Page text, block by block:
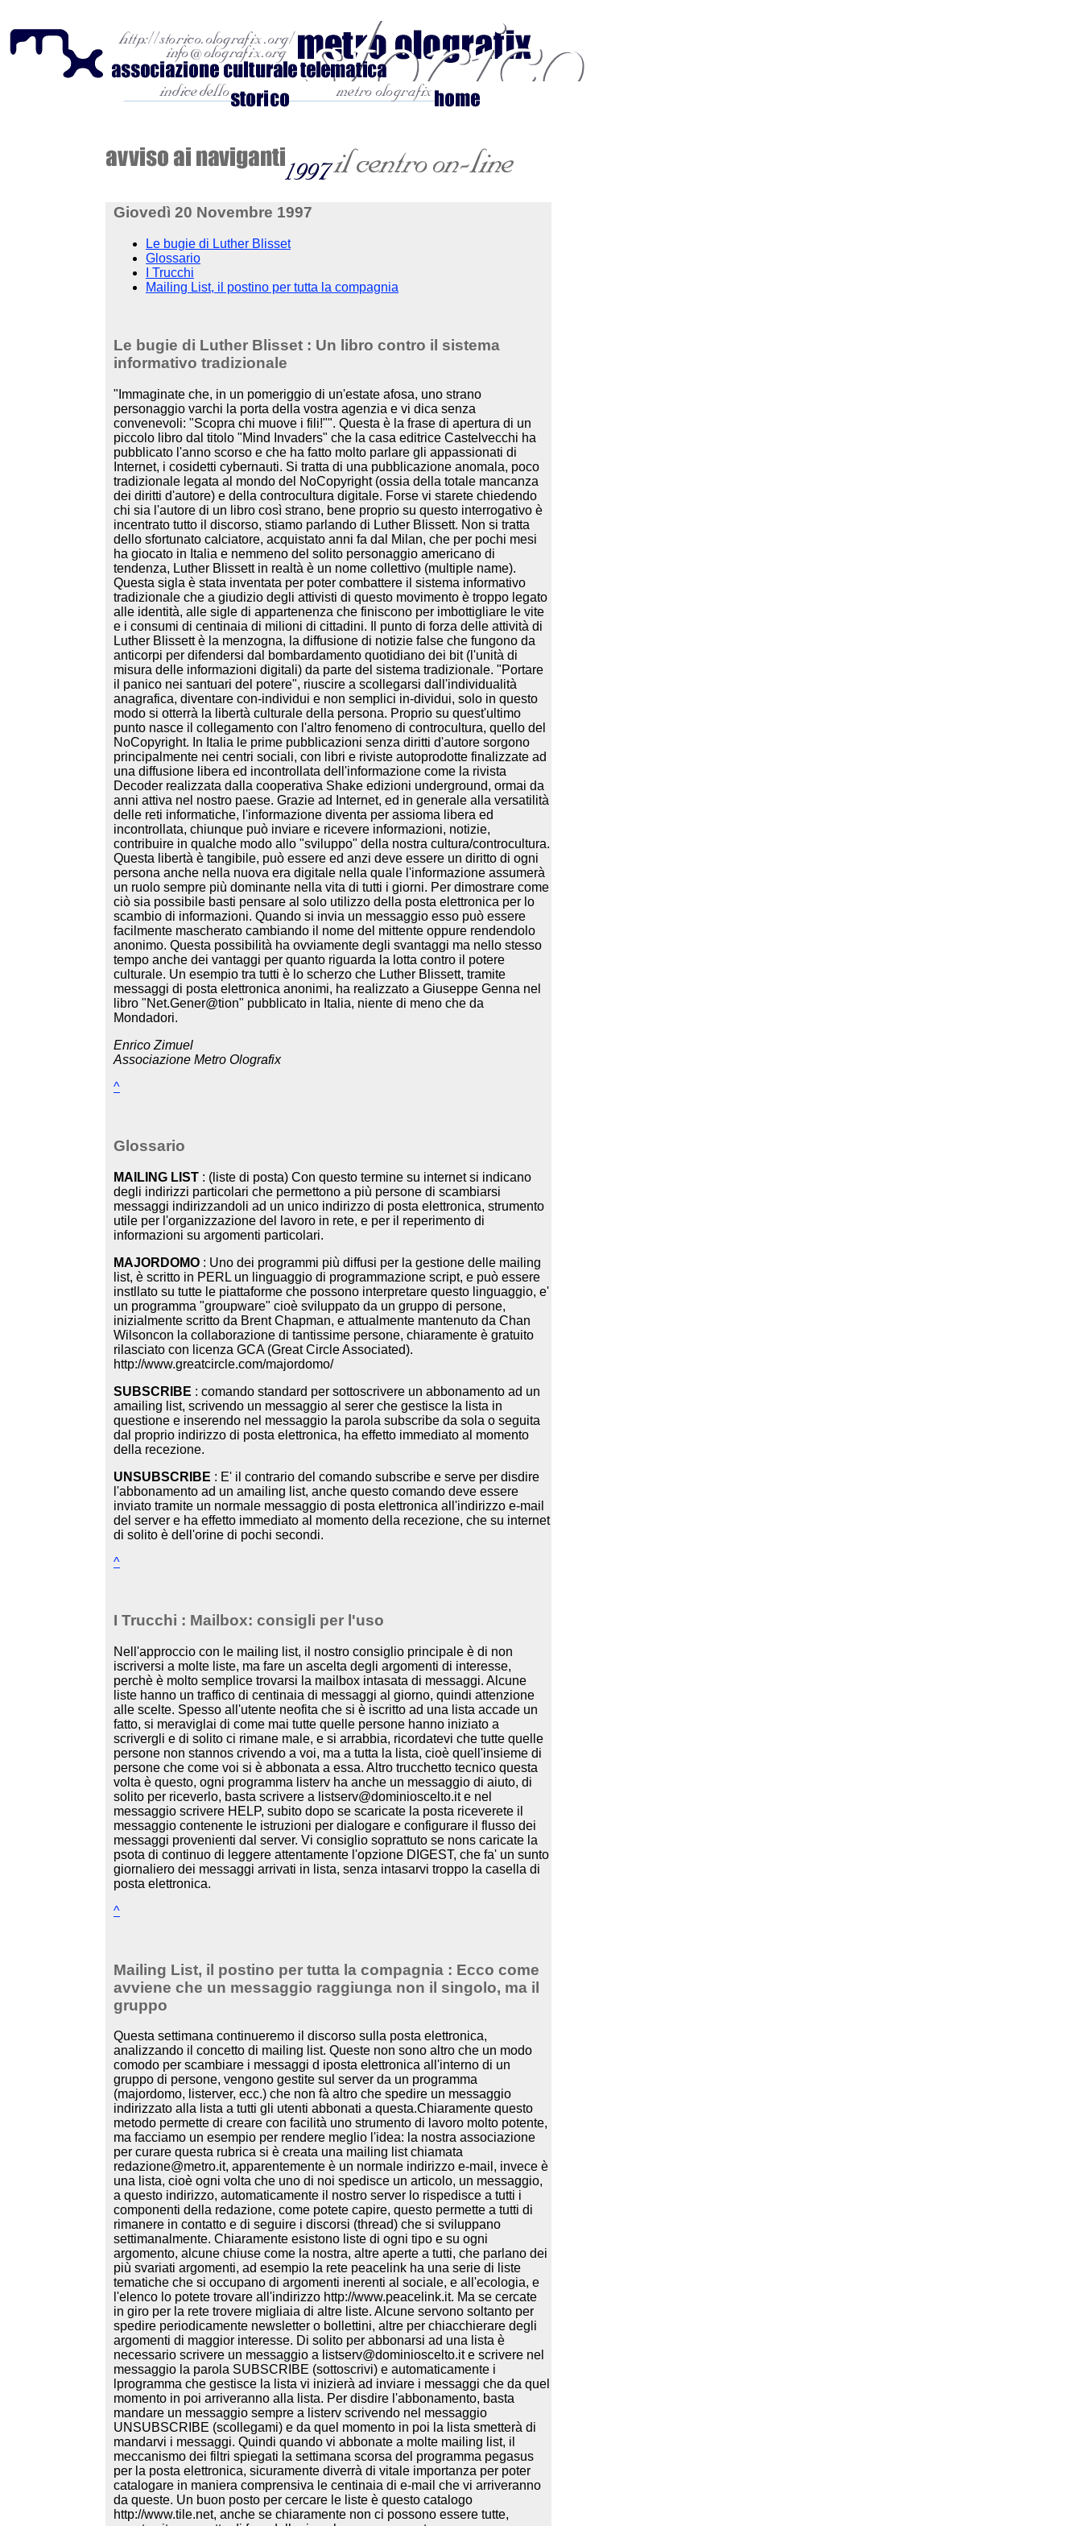
Giovedì 20 Novembre 1997
Le bugie di Luther Blisset
Glossario
I Trucchi
Mailing List, il postino per tutta la compagnia
Le bugie di Luther Blisset : Un libro contro il sistema
informativo tradizionale
"Immaginate che, in un pomeriggio di un'estate afosa, uno strano
personaggio varchi la porta della vostra agenzia e vi dica senza
convenevoli: "Scopra chi muove i fili!"". Questa è la frase di apertura di un
piccolo libro dal titolo "Mind Invaders" che la casa editrice Castelvecchi ha
pubblicato l'anno scorso e che ha fatto molto parlare gli appassionati di
Internet, i cosidetti cybernauti. Si tratta di una pubblicazione anomala, poco
tradizionale legata al mondo del NoCopyright (ossia della totale mancanza
dei diritti d'autore) e della controcultura digitale. Forse vi starete chiedendo
chi sia l'autore di un libro così strano, bene proprio su questo interrogativo è
incentrato tutto il discorso, stiamo parlando di Luther Blissett. Non si tratta
dello sfortunato calciatore, acquistato anni fa dal Milan, che per pochi mesi
ha giocato in Italia e nemmeno del solito personaggio americano di
tendenza, Luther Blissett in realtà è un nome collettivo (multiple name).
Questa sigla è stata inventata per poter combattere il sistema informativo
tradizionale che a giudizio degli attivisti di questo movimento è troppo legato
alle identità, alle sigle di appartenenza che finiscono per imbottigliare le vite
e i consumi di centinaia di milioni di cittadini. Il punto di forza delle attività di
Luther Blissett è la menzogna, la diffusione di notizie false che fungono da
anticorpi per difendersi dal bombardamento quotidiano dei bit (l'unità di
misura delle informazioni digitali) da parte del sistema tradizionale. "Portare
il panico nei santuari del potere", riuscire a scollegarsi dall'individualità
anagrafica, diventare con-individui e non semplici in-dividui, solo in questo
modo si otterrà la libertà culturale della persona. Proprio su quest'ultimo
punto nasce il collegamento con l'altro fenomeno di controcultura, quello del
NoCopyright. In Italia le prime pubblicazioni senza diritti d'autore sorgono
principalmente nei centri sociali, con libri e riviste autoprodotte finalizzate ad
una diffusione libera ed incontrollata dell'informazione come la rivista
Decoder realizzata dalla cooperativa Shake edizioni underground, ormai da
anni attiva nel nostro paese. Grazie ad Internet, ed in generale alla versatilità
delle reti informatiche, l'informazione diventa per assioma libera ed
incontrollata, chiunque può inviare e ricevere informazioni, notizie,
contribuire in qualche modo allo "sviluppo" della nostra cultura/controcultura.
Questa libertà è tangibile, può essere ed anzi deve essere un diritto di ogni
persona anche nella nuova era digitale nella quale l'informazione assumerà
un ruolo sempre più dominante nella vita di tutti i giorni. Per dimostrare come
ciò sia possibile basti pensare al solo utilizzo della posta elettronica per lo
scambio di informazioni. Quando si invia un messaggio esso può essere
facilmente mascherato cambiando il nome del mittente oppure rendendolo
anonimo. Questa possibilità ha ovviamente degli svantaggi ma nello stesso
tempo anche dei vantaggi per quanto riguarda la lotta contro il potere
culturale. Un esempio tra tutti è lo scherzo che Luther Blissett, tramite
messaggi di posta elettronica anonimi, ha realizzato a Giuseppe Genna nel
libro "Net.Gener@tion" pubblicato in Italia, niente di meno che da
Mondadori.
Enrico Zimuel
Associazione Metro Olografix
^
Glossario
MAILING LIST : (liste di posta) Con questo termine su internet si indicano
degli indirizzi particolari che permettono a più persone di scambiarsi
messaggi indirizzandoli ad un unico indirizzo di posta elettronica, strumento
utile per l'organizzazione del lavoro in rete, e per il reperimento di
informazioni su argomenti particolari.
MAJORDOMO : Uno dei programmi più diffusi per la gestione delle mailing
list, è scritto in PERL un linguaggio di programmazione script, e può essere
instllato su tutte le piattaforme che possono interpretare questo linguaggio, e'
un programma "groupware" cioè sviluppato da un gruppo di persone,
inizialmente scritto da Brent Chapman, e attualmente mantenuto da Chan
Wilsoncon la collaborazione di tantissime persone, chiaramente è gratuito
rilasciato con licenza GCA (Great Circle Associated).
http://www.greatcircle.com/majordomo/
SUBSCRIBE : comando standard per sottoscrivere un abbonamento ad un
amailing list, scrivendo un messaggio al serer che gestisce la lista in
questione e inserendo nel messaggio la parola subscribe da sola o seguita
dal proprio indirizzo di posta elettronica, ha effetto immediato al momento
della recezione.
UNSUBSCRIBE : E' il contrario del comando subscribe e serve per disdire
l'abbonamento ad un amailing list, anche questo comando deve essere
inviato tramite un normale messaggio di posta elettronica all'indirizzo e-mail
del server e ha effetto immediato al momento della recezione, che su internet
di solito è dell'orine di pochi secondi.
^
I Trucchi : Mailbox: consigli per l'uso
Nell'approccio con le mailing list, il nostro consiglio principale è di non
iscriversi a molte liste, ma fare un ascelta degli argomenti di interesse,
perchè è molto semplice trovarsi la mailbox intasata di messaggi. Alcune
liste hanno un traffico di centinaia di messaggi al giorno, quindi attenzione
alle scelte. Spesso all'utente neofita che si è iscritto ad una lista accade un
fatto, si meraviglai di come mai tutte quelle persone hanno iniziato a
scrivergli e di solito ci rimane male, e si arrabbia, ricordatevi che tutte quelle
persone non stannos crivendo a voi, ma a tutta la lista, cioè quell'insieme di
persone che come voi si è abbonata a essa. Altro trucchetto tecnico questa
volta è questo, ogni programma listerv ha anche un messaggio di aiuto, di
solito per riceverlo, basta scrivere a listserv@dominioscelto.it e nel
messaggio scrivere HELP, subito dopo se scaricate la posta riceverete il
messaggio contenente le istruzioni per dialogare e configurare il flusso dei
messaggi provenienti dal server. Vi consiglio soprattuto se nons caricate la
psota di continuo di leggere attentamente l'opzione DIGEST, che fa' un sunto
giornaliero dei messaggi arrivati in lista, senza intasarvi troppo la casella di
posta elettronica.
^
Mailing List, il postino per tutta la compagnia : Ecco come
avviene che un messaggio raggiunga non il singolo, ma il
gruppo
Questa settimana continueremo il discorso sulla posta elettronica,
analizzando il concetto di mailing list. Queste non sono altro che un modo
comodo per scambiare i messaggi d iposta elettronica all'interno di un
gruppo di persone, vengono gestite sul server da un programma
(majordomo, listerver, ecc.) che non fà altro che spedire un messaggio
indirizzato alla lista a tutti gli utenti abbonati a questa.Chiaramente questo
metodo permette di creare con facilità uno strumento di lavoro molto potente,
ma facciamo un esempio per rendere meglio l'idea: la nostra associazione
per curare questa rubrica si è creata una mailing list chiamata
redazione@metro.it, apparentemente è un normale indirizzo e-mail, invece è
una lista, cioè ogni volta che uno di noi spedisce un articolo, un messaggio,
a questo indirizzo, automaticamente il nostro server lo rispedisce a tutti i
componenti della redazione, come potete capire, questo permette a tutti di
rimanere in contatto e di seguire i discorsi (thread) che si sviluppano
settimanalmente. Chiaramente esistono liste di ogni tipo e su ogni
argomento, alcune chiuse come la nostra, altre aperte a tutti, che parlano dei
più svariati argomenti, ad esempio la rete peacelink ha una serie di liste
tematiche che si occupano di argomenti inerenti al sociale, e all'ecologia, e
l'elenco lo potete trovare all'indirizzo http://www.peacelink.it. Ma se cercate
in giro per la rete trovere migliaia di altre liste. Alcune servono soltanto per
spedire periodicamente newsletter o bollettini, altre per chiacchierare degli
argomenti di maggior interesse. Di solito per abbonarsi ad una lista è
necessario scrivere un messaggio a listserv@dominioscelto.it e scrivere nel
messaggio la parola SUBSCRIBE (sottoscrivi) e automaticamente i
lprogramma che gestisce la lista vi inizierà ad inviare i messaggi che da quel
momento in poi arriveranno alla lista. Per disdire l'abbonamento, basta
mandare un messaggio sempre a listerv scrivendo nel messaggio
UNSUBSCRIBE (scollegami) e da quel momento in poi la lista smetterà di
mandarvi i messaggi. Quindi quando vi abbonate a molte mailing list, il
meccanismo dei filtri spiegati la settimana scorsa del programma pegasus
per la posta elettronica, sicuramente diverrà di vitale importanza per poter
catalogare in maniera comprensiva le centinaia di e-mail che vi arriveranno
da queste. Un buon posto per cercare le liste è questo catalogo
http://www.tile.net, anche se chiaramente non ci possono essere tutte,